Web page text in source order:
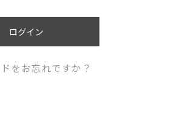
ログイン
をお忘れですか？